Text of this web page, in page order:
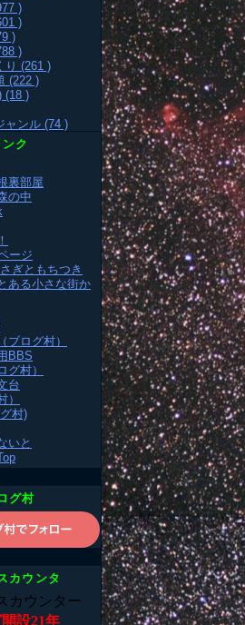
)
)
)
)
り (261 )
(222 )
(18 )
ャンル (74 )
ンク
裏部屋
の中
ージ
ぎともちつき
ある小さな街か
ブログ村）
BBS
グ村）
台
）
村)
いと
グ村
カウンタ
設21年